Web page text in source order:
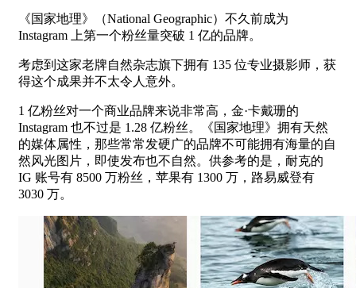
《国家地理》（National Geographic）不久前成为
Instagram 上第一个粉丝量突破 1 亿的品牌。
考虑到这家老牌自然杂志旗下拥有 135 位专业摄影师，获
得这个成果并不太令人意外。
1 亿粉丝对一个商业品牌来说非常高，金·卡戴珊的
Instagram 也不过是 1.28 亿粉丝。《国家地理》拥有天然
的媒体属性，那些常常发硬广的品牌不可能拥有海量的自
然风光图片，即使发布也不自然。供参考的是，耐克的
IG 账号有 8500 万粉丝，苹果有 1300 万，路易威登有
3030 万。